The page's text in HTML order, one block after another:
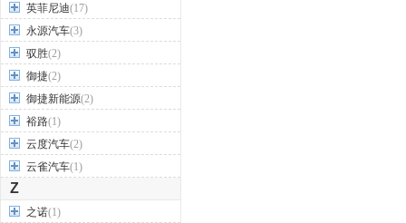
英菲尼迪(17)
永源汽车(3)
驭胜(2)
御捷(2)
御捷新能源(2)
裕路(1)
云度汽车(2)
云雀汽车(1)
Z
之诺(1)